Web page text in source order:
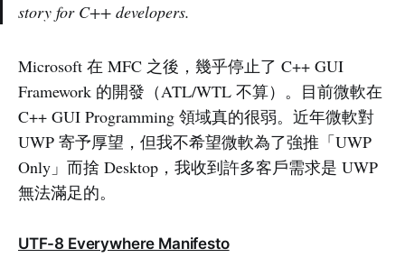
story for C++ developers.
Microsoft 在 MFC 之後，幾乎停止了 C++ GUI
Framework 的開發（ATL/WTL 不算）。目前微軟在
C++ GUI Programming 領域真的很弱。近年微軟對
UWP 寄予厚望，但我不希望微軟為了強推「UWP
Only」而捨 Desktop，我收到許多客戶需求是 UWP
無法滿足的。
UTF-8 Everywhere Manifesto